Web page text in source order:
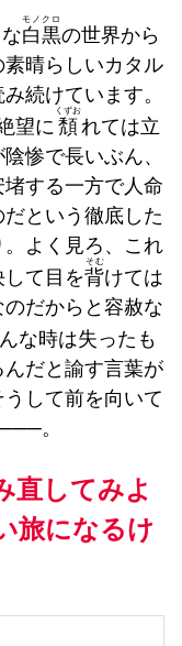
白黒
モノクロ
の世界から
晴らしいカタル
続けています。
望に 頽
くずお
れては立
惨で長いぶん、
する一方で人命
という徹底した
よく見ろ、これ
て目を背
そむ
けては
だからと容赦な
な時は失ったも
だと諭す言葉が
して前を向いて
。
直してみよ
旅になるけ